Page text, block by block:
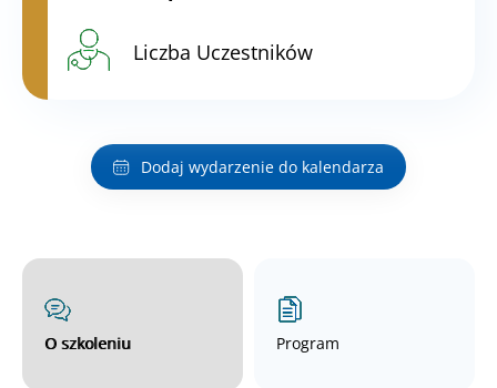
Liczba Uczestników
Dodaj wydarzenie do kalendarza
O szkoleniu Program